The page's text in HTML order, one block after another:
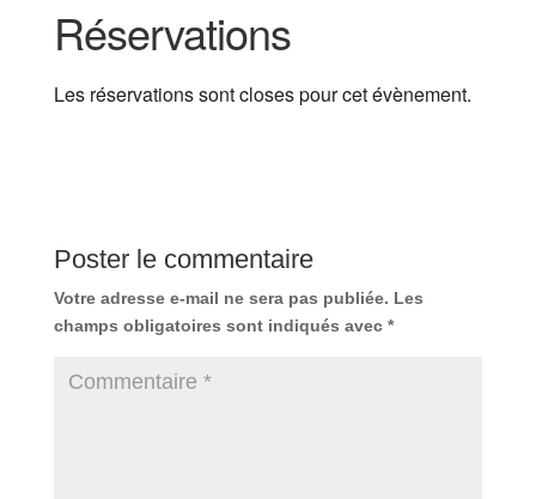
Réservations
Les réservations sont closes pour cet évènement.
Poster le commentaire
Votre adresse e-mail ne sera pas publiée. Les
champs obligatoires sont indiqués avec *